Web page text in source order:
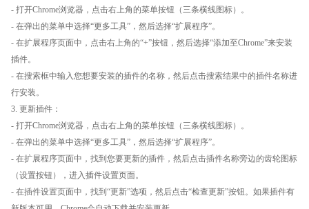
- 打开Chrome浏览器，点击右上角的菜单按钮（三条横线图标）。
- 在弹出的菜单中选择“更多工具”，然后选择“扩展程序”。
- 在扩展程序页面中，点击右上角的“+”按钮，然后选择“添加至Chrome”来安装
插件。
- 在搜索框中输入您想要安装的插件的名称，然后点击搜索结果中的插件名称进
行安装。
3. 更新插件：
- 打开Chrome浏览器，点击右上角的菜单按钮（三条横线图标）。
- 在弹出的菜单中选择“更多工具”，然后选择“扩展程序”。
- 在扩展程序页面中，找到您要更新的插件，然后点击插件名称旁边的齿轮图标
（设置按钮），进入插件设置页面。
- 在插件设置页面中，找到“更新”选项，然后点击“检查更新”按钮。如果插件有